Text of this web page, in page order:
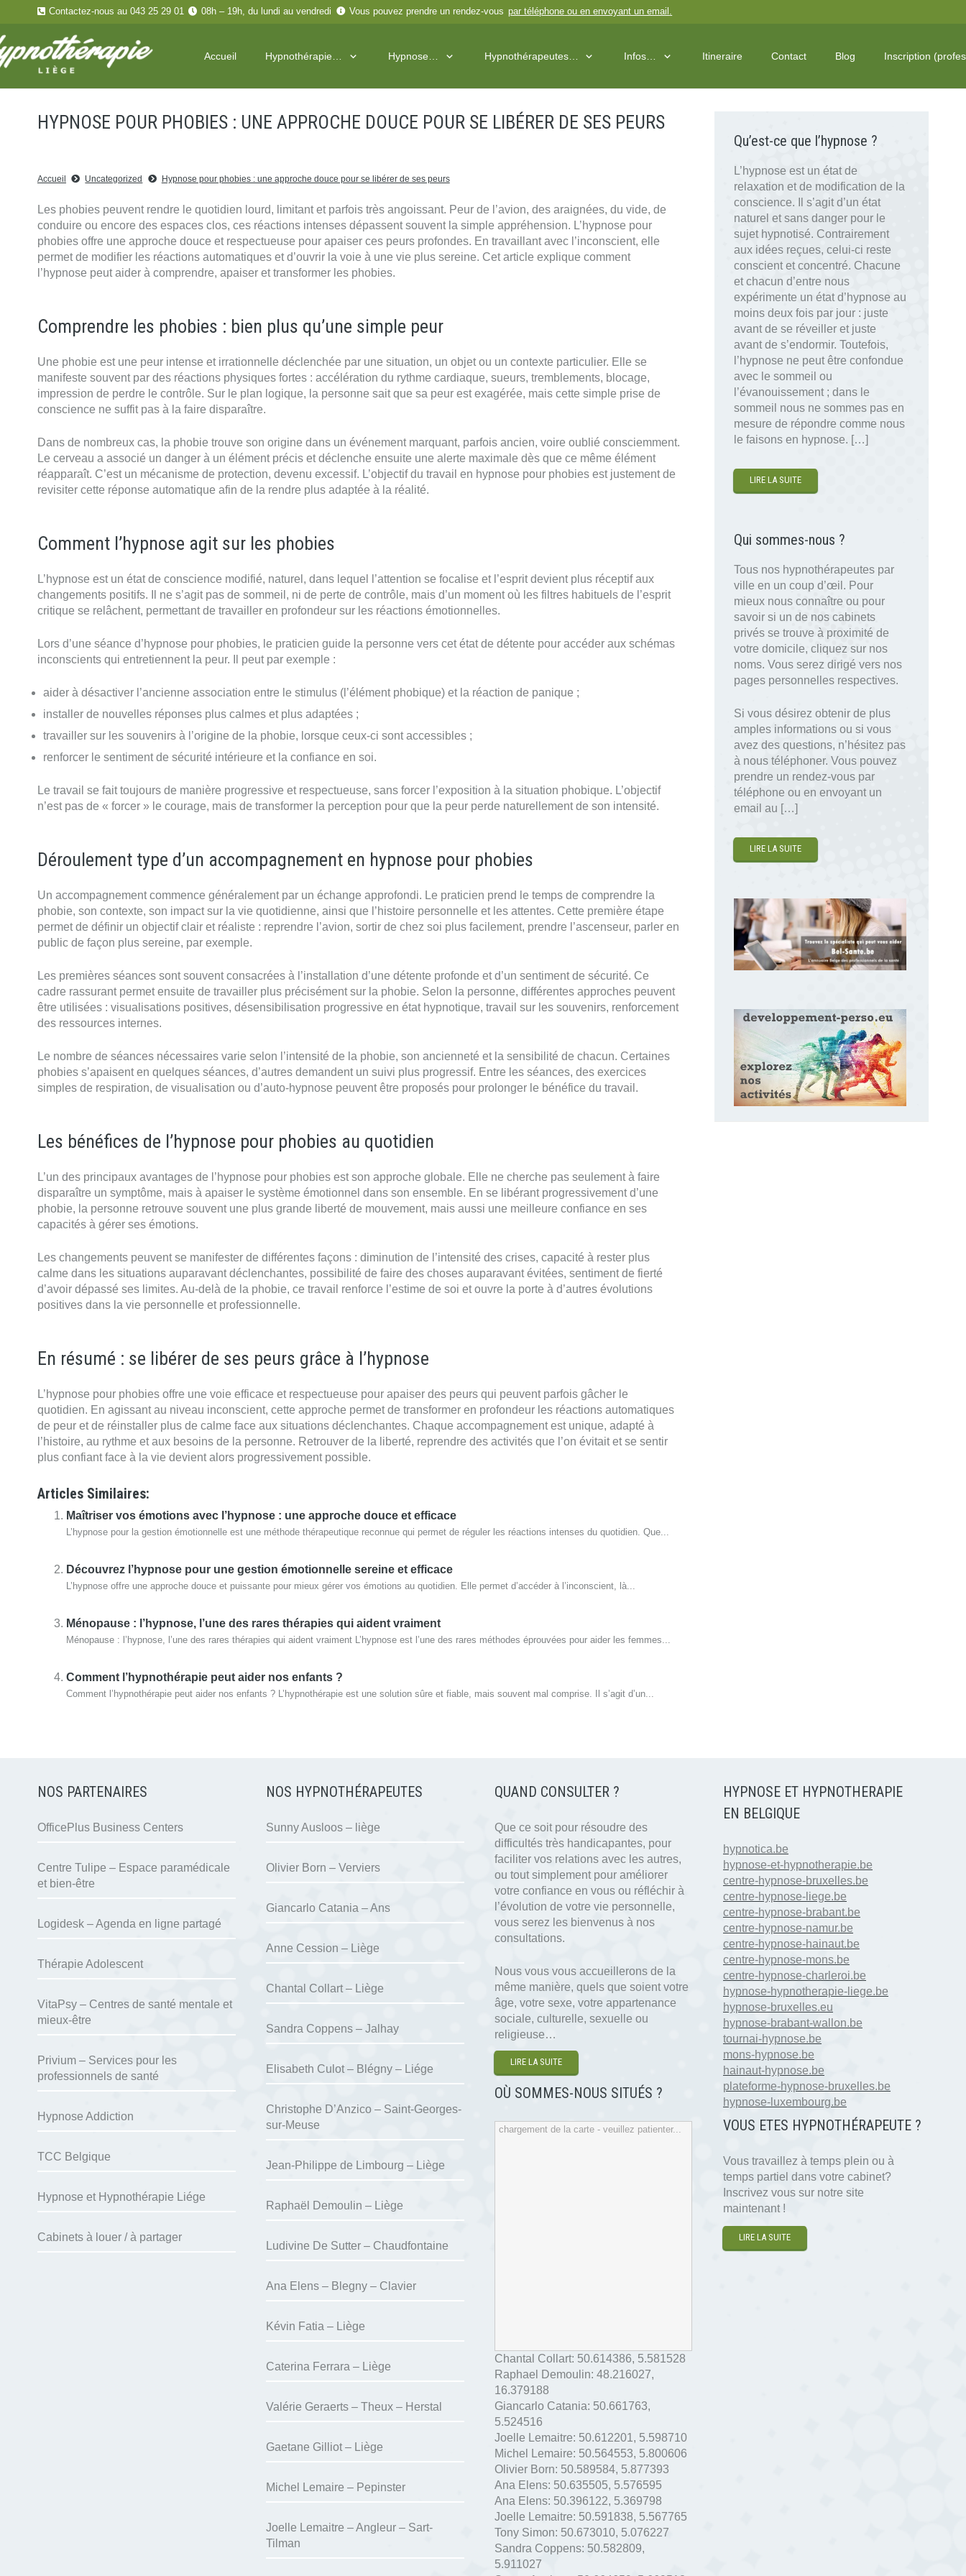
Contactez-nous au 043 25 29 01 08h – 19h, du lundi au vendredi Vous pouvez prendre un rendez-vous par téléphone ou enenvoyant un email
Accueil Hypnothérapie… Hypnose… Hypnothérapeutes… Infos… Itineraire Contact Blog Inscription
HYPNOSE POUR PHOBIES : UNE APPROCHE DOUCE POUR SE LIBÉRER DE SES PEURS
Accueil Uncategorized Hypnose pour phobies : une approche douce pour se libérer de ses peurs
Les phobies peuvent rendre le quotidien lourd, limitant et parfois très angoissant. Peur de l’avion, des araignées, du vide, de
conduire ou encore des espaces clos, ces réactions intenses dépassent souvent la simple appréhension. L’hypnose pour
phobies offre une approche douce et respectueuse pour apaiser ces peurs profondes. En travaillant avec l’inconscient, elle
permet de modifier les réactions automatiques et d’ouvrir la voie à une vie plus sereine. Cet article explique comment
l’hypnose peut aider à comprendre, apaiser et transformer les phobies.
Comprendre les phobies : bien plus qu’une simple peur
Une phobie est une peur intense et irrationnelle déclenchée par une situation, un objet ou un contexte particulier. Elle se
manifeste souvent par des réactions physiques fortes : accélération du rythme cardiaque, sueurs, tremblements, blocage,
impression de perdre le contrôle. Sur le plan logique, la personne sait que sa peur est exagérée, mais cette simple prise de
conscience ne suffit pas à la faire disparaître.
Dans de nombreux cas, la phobie trouve son origine dans un événement marquant, parfois ancien, voire oublié consciemment.
Le cerveau a associé un danger à un élément précis et déclenche ensuite une alerte maximale dès que ce même élément
réapparaît. C’est un mécanisme de protection, devenu excessif. L’objectif du travail en hypnose pour phobies est justement de
revisiter cette réponse automatique afin de la rendre plus adaptée à la réalité.
Comment l’hypnose agit sur les phobies
L’hypnose est un état de conscience modifié, naturel, dans lequel l’attention se focalise et l’esprit devient plus réceptif aux
changements positifs. Il ne s’agit pas de sommeil, ni de perte de contrôle, mais d’un moment où les filtres habituels de l’esprit
critique se relâchent, permettant de travailler en profondeur sur les réactions émotionnelles.
Lors d’une séance d’hypnose pour phobies, le praticien guide la personne vers cet état de détente pour accéder aux schémas
inconscients qui entretiennent la peur. Il peut par exemple :
aider à désactiver l’ancienne association entre le stimulus (l’élément phobique) et la réaction de panique ;
installer de nouvelles réponses plus calmes et plus adaptées ;
travailler sur les souvenirs à l’origine de la phobie, lorsque ceux-ci sont accessibles ;
renforcer le sentiment de sécurité intérieure et la confiance en soi.
Le travail se fait toujours de manière progressive et respectueuse, sans forcer l’exposition à la situation phobique. L’objectif
n’est pas de « forcer » le courage, mais de transformer la perception pour que la peur perde naturellement de son intensité.
Déroulement type d’un accompagnement en hypnose pour phobies
Un accompagnement commence généralement par un échange approfondi. Le praticien prend le temps de comprendre la
phobie, son contexte, son impact sur la vie quotidienne, ainsi que l’histoire personnelle et les attentes. Cette première étape
permet de définir un objectif clair et réaliste : reprendre l’avion, sortir de chez soi plus facilement, prendre l’ascenseur, parler en
public de façon plus sereine, par exemple.
Les premières séances sont souvent consacrées à l’installation d’une détente profonde et d’un sentiment de sécurité. Ce
cadre rassurant permet ensuite de travailler plus précisément sur la phobie. Selon la personne, différentes approches peuvent
être utilisées : visualisations positives, désensibilisation progressive en état hypnotique, travail sur les souvenirs, renforcement
des ressources internes.
Le nombre de séances nécessaires varie selon l’intensité de la phobie, son ancienneté et la sensibilité de chacun. Certaines
phobies s’apaisent en quelques séances, d’autres demandent un suivi plus progressif. Entre les séances, des exercices
simples de respiration, de visualisation ou d’auto-hypnose peuvent être proposés pour prolonger le bénéfice du travail.
Les bénéfices de l’hypnose pour phobies au quotidien
L’un des principaux avantages de l’hypnose pour phobies est son approche globale. Elle ne cherche pas seulement à faire
disparaître un symptôme, mais à apaiser le système émotionnel dans son ensemble. En se libérant progressivement d’une
phobie, la personne retrouve souvent une plus grande liberté de mouvement, mais aussi une meilleure confiance en ses
capacités à gérer ses émotions.
Les changements peuvent se manifester de différentes façons : diminution de l’intensité des crises, capacité à rester plus
calme dans les situations auparavant déclenchantes, possibilité de faire des choses auparavant évitées, sentiment de fierté
d’avoir dépassé ses limites. Au-delà de la phobie, ce travail renforce l’estime de soi et ouvre la porte à d’autres évolutions
positives dans la vie personnelle et professionnelle.
En résumé : se libérer de ses peurs grâce à l’hypnose
L’hypnose pour phobies offre une voie efficace et respectueuse pour apaiser des peurs qui peuvent parfois gâcher le
quotidien. En agissant au niveau inconscient, cette approche permet de transformer en profondeur les réactions automatiques
de peur et de réinstaller plus de calme face aux situations déclenchantes. Chaque accompagnement est unique, adapté à
l’histoire, au rythme et aux besoins de la personne. Retrouver de la liberté, reprendre des activités que l’on évitait et se sentir
plus confiant face à la vie devient alors progressivement possible.
Articles Similaires:
Maîtriser vos émotions avec l’hypnose : une approche douce et efficace
L’hypnose pour la gestion émotionnelle est une méthode thérapeutique reconnue qui permet de réguler les réactions intenses du quotidien. Que...
Découvrez l’hypnose pour une gestion émotionnelle sereine et efficace
L’hypnose offre une approche douce et puissante pour mieux gérer vos émotions au quotidien. Elle permet d’accéder à l’inconscient, là...
Ménopause : l’hypnose, l’une des rares thérapies qui aident vraiment
Ménopause : l’hypnose, l’une des rares thérapies qui aident vraiment L’hypnose est l’une des rares méthodes éprouvées pour aider les femmes...
Comment l’hypnothérapie peut aider nos enfants ?
Comment l’hypnothérapie peut aider nos enfants ? L’hypnothérapie est une solution sûre et fiable, mais souvent mal comprise. Il s’agit d’un...
Qu’est-ce que l’hypnose ?
L’hypnose est un état de
relaxation et de modification de la
conscience. Il s’agit d’un état
naturel et sans danger pour le
sujet hypnotisé. Contrairement
aux idées reçues, celui-ci reste
conscient et concentré. Chacune
et chacun d’entre nous
expérimente un état d’hypnose au
moins deux fois par jour : juste
avant de se réveiller et juste
avant de s’endormir. Toutefois,
l’hypnose ne peut être confondue
avec le sommeil ou
l’évanouissement ; dans le
sommeil nous ne sommes pas en
mesure de répondre comme nous
le faisons en hypnose. […]
LIRE LA SUITE
Qui sommes-nous ?
Tous nos hypnothérapeutes par
ville en un coup d’œil. Pour
mieux nous connaître ou pour
savoir si un de nos cabinets
privés se trouve à proximité de
votre domicile, cliquez sur nos
noms. Vous serez dirigé vers nos
pages personnelles respectives.
Si vous désirez obtenir de plus
amples informations ou si vous
avez des questions, n’hésitez pas
à nous téléphoner. Vous pouvez
prendre un rendez-vous par
téléphone ou en envoyant un
email au […]
LIRE LA SUITE
NOS PARTENAIRES
OfficePlus Business Centers
Centre Tulipe – Espace paramédicale
et bien-être
Logidesk – Agenda en ligne partagé
Thérapie Adolescent
VitaPsy – Centres de santé mentale et
mieux-être
Privium – Services pour les
professionnels de santé
Hypnose Addiction
TCC Belgique
Hypnose et Hypnothérapie Liége
Cabinets à louer / à partager
NOS HYPNOTHÉRAPEUTES
Sunny Ausloos – liège
Olivier Born – Verviers
Giancarlo Catania – Ans
Anne Cession – Liège
Chantal Collart – Liège
Sandra Coppens – Jalhay
Elisabeth Culot – Blégny – Liége
Christophe D’Anzico – Saint-Georges-
sur-Meuse
Jean-Philippe de Limbourg – Liège
Raphaël Demoulin – Liège
Ludivine De Sutter – Chaudfontaine
Ana Elens – Blegny – Clavier
Kévin Fatia – Liège
Caterina Ferrara – Liège
Valérie Geraerts – Theux – Herstal
Gaetane Gilliot – Liège
Michel Lemaire – Pepinster
Joelle Lemaitre – Angleur – Sart-
Tilman
QUAND CONSULTER ?
Que ce soit pour résoudre des
difficultés très handicapantes, pour
faciliter vos relations avec les autres,
ou tout simplement pour améliorer
votre confiance en vous ou réfléchir à
l’évolution de votre vie personnelle,
vous serez les bienvenus à nos
consultations.
Nous vous vous accueillerons de la
même manière, quels que soient votre
âge, votre sexe, votre appartenance
sociale, culturelle, sexuelle ou
religieuse…
LIRE LA SUITE
OÙ SOMMES-NOUS SITUÉS ?
chargement de la carte - veuillez patienter...
Chantal Collart: 50.614386, 5.581528
Raphael Demoulin: 48.216027,
16.379188
Giancarlo Catania: 50.661763,
5.524516
Joelle Lemaitre: 50.612201 , 5.598710
Michel Lemaire: 50.564553, 5.800606
Olivier Born: 50.589584, 5.877393
Ana Elens: 50.635505, 5.576595
Ana Elens: 50.396122, 5.369798
Joelle Lemaitre: 50.591838, 5.567765
Tony Simon: 50.673010, 5.076227
Sandra Coppens: 50.582809,
5.911027
HYPNOSE ET HYPNOTHERAPIE
EN BELGIQUE
hypnotica.be
hypnose-et-hypnotherapie.be
centre-hypnose-bruxelles.be
centre-hypnose-liege.be
centre-hypnose-brabant.be
centre-hypnose-namur.be
centre-hypnose-hainaut.be
centre-hypnose-mons.be
centre-hypnose-charleroi.be
hypnose-hypnotherapie-liege.be
hypnose-bruxelles.eu
hypnose-brabant-wallon.be
tournai-hypnose.be
mons-hypnose.be
hainaut-hypnose.be
plateforme-hypnose-bruxelles.be
hypnose-luxembourg.be
VOUS ETES HYPNOTHÉRAPEUTE ?
Vous travaillez à temps plein ou à
temps partiel dans votre cabinet?
Inscrivez vous sur notre site
maintenant !
LIRE LA SUITE